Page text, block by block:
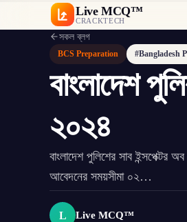
Live MCQ™
CRACKTECH
সকল ব্লগ
BCS Preparation #Bangladesh
বাংলাদেশ
২০২৪
বাংলাদেশ পুলিশের সাব
আবেদনের সময়সীমা ০২…
L Live MCQ™